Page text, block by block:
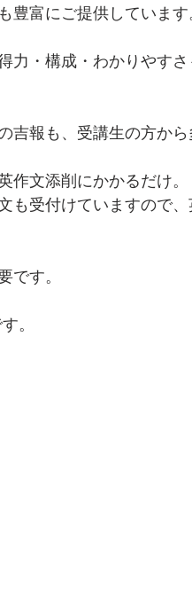
富にご提供しています
力・構成・わかりやす
報も、受講生の方から
文添削にかかるだけ。
も受付けていますので
です。
す。